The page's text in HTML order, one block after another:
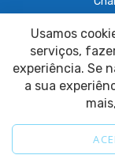
2025 ©
Usamos
serviços,
experiência. Se
a sua